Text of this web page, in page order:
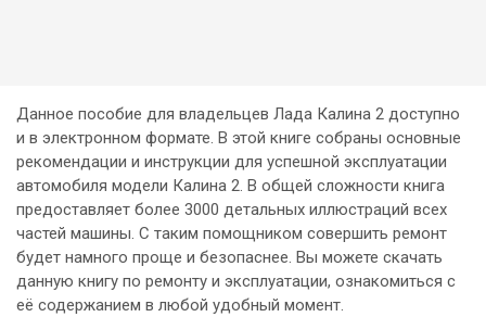
Данное пособие для владельцев Лада Калина 2 доступно
и в электронном формате. В этой книге собраны основные
рекомендации и инструкции для успешной эксплуатации
автомобиля модели Калина 2. В общей сложности книга
предоставляет более 3000 детальных иллюстраций всех
частей машины. С таким помощником совершить ремонт
будет намного проще и безопаснее. Вы можете скачать
данную книгу по ремонту и эксплуатации, ознакомиться с
её содержанием в любой удобный момент.